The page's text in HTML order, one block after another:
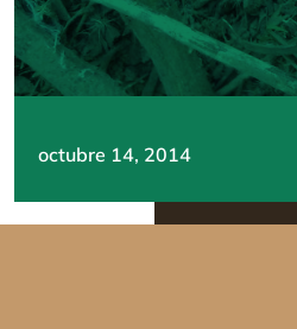
octubre 14, 2014